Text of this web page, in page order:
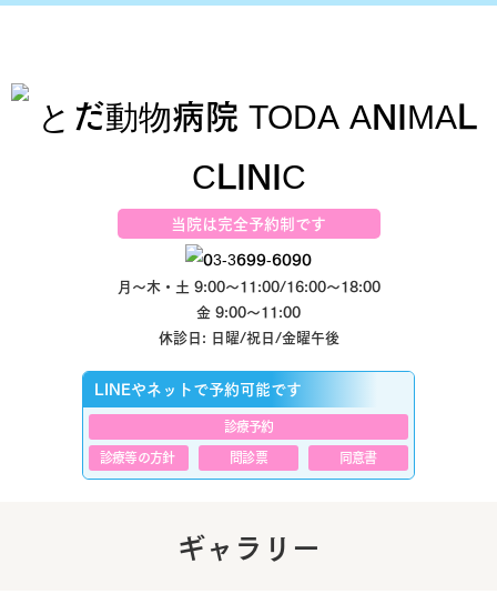
LINEやネットで予約可能です
診療予約
診療等の方針
問診票 同意書
当院は完全予約制です
月～木・土 9:00～11:00/16:00～18:00
金 9:00～11:00
休診日: 日曜/祝日/金曜午後
ギャラリー